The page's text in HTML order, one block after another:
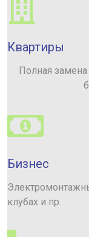
Квартиры
Полная
Бизнес
клубах и пр.